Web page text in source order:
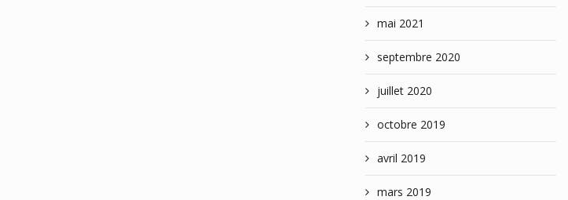
mai 2021
septembre 2020
juillet 2020
octobre 2019
avril 2019
mars 2019